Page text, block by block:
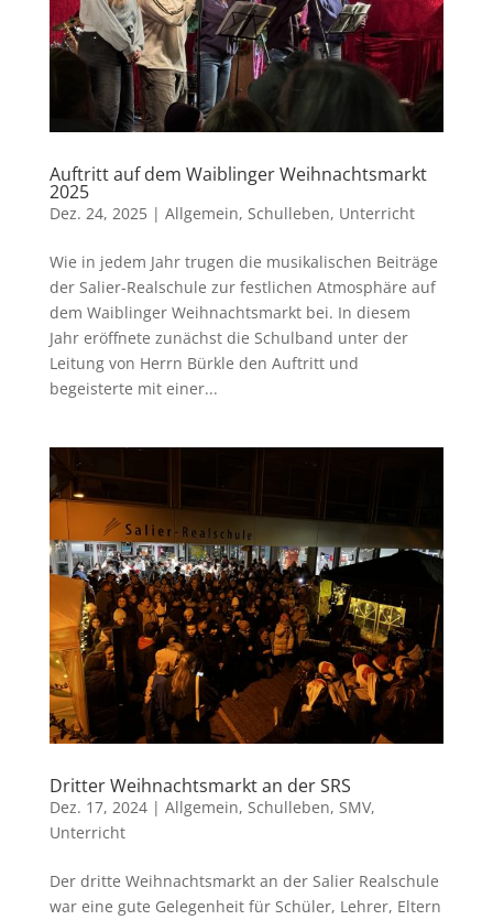
Auftritt auf dem Waiblinger Weihnachtsmarkt
2025
Dez. 24, 2025| Allgemein, Schulleben, Unterricht
Wie in jedem Jahr trugen die musikalischen Beiträge
der Salier-Realschule zur festlichen Atmosphäre auf
dem Waiblinger Weihnachtsmarkt bei. In diesem
Jahr eröffnete zunächst die Schulband unter der
Leitung von Herrn Bürkle den Auftritt und
begeisterte mit einer...
Dritter Weihnachtsmarkt an der SRS
Dez. 17, 2024| Allgemein, Schulleben, SMV,
Unterricht
Der dritte Weihnachtsmarkt an der Salier Realschule
war eine gute Gelegenheit für Schüler, Lehrer, Eltern